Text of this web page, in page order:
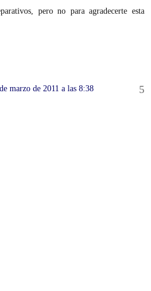
pero no para agradecerte esta
marzo de 2011 a las 8:38